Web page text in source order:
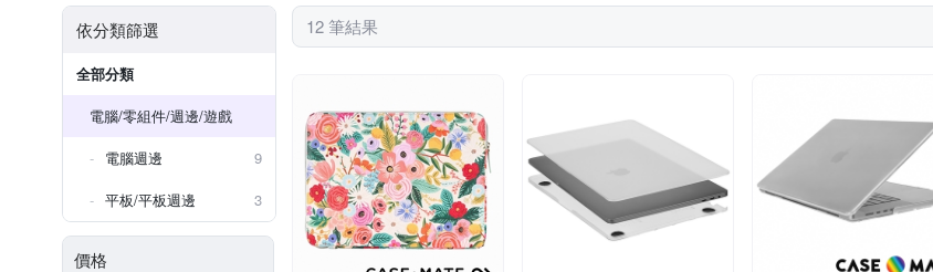
依分類篩選
全部分類
電腦/零組件/週邊/遊戲
電腦週邊
9
平板/平板週邊
3
價格
12 筆結果